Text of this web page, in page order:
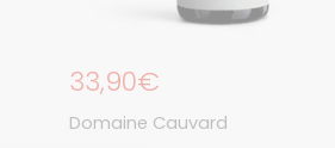
Prix régulier
33,90€
Domaine Cauvard